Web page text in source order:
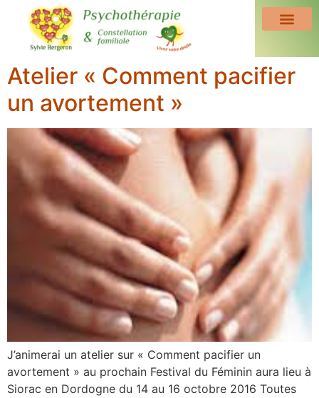
Atelier « Comment pacifier
un avortement »
J’animerai un atelier sur « Comment pacifier un
avortement » au prochain Festival du Féminin aura lieu à
Siorac en Dordogne du 14 au 16 octobre 2016 Toutes